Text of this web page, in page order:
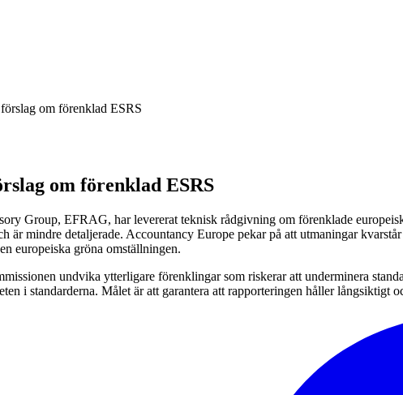
om förenklad ESRS
om förenklad ESRS
Group, EFRAG, har levererat teknisk rådgivning om förenklade
är mindre detaljerade. Accountancy Europe pekar på att utmaningar
europeiska gröna omställningen.
undvika ytterligare förenklingar som riskerar att underminera
i standarderna. Målet är att garantera att rapporteringen håller långsiktigt